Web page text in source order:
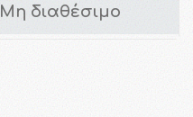
Μη διαθέσιμο